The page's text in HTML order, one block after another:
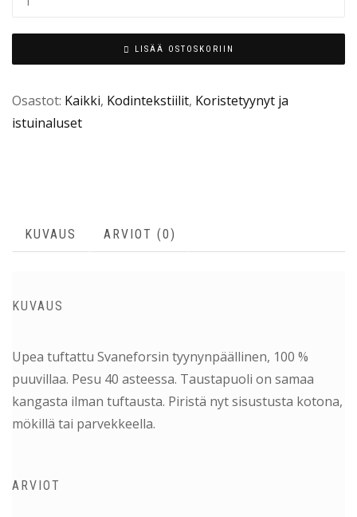
LISÄÄ OSTOSKORIIN
Osastot: Kaikki, Kodintekstiilit, Koristetyynyt ja
istuinaluset
KUVAUS ARVIOT (0)
KUVAUS
Upea tuftattu Svaneforsin tyynynpäällinen, 100 %
puuvillaa. Pesu 40 asteessa. Taustapuoli on samaa
kangasta ilman tuftausta. Piristä nyt sisustusta kotona,
mökillä tai parvekkeella.
ARVIOT